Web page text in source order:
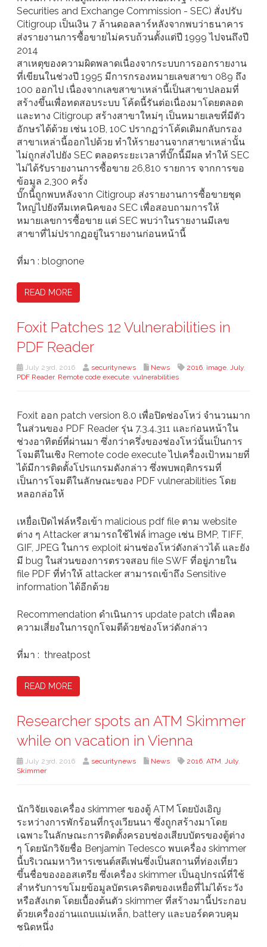
Securities and Exchange Commission - SEC) สั่งปรับ
Citigroup เป็นเงิน 7 ล้านดอลลาร์หลังจากพบว่าธนาคาร
ส่งรายงานการซื้อขายไม่ครบถ้วนตั้งแต่ปี 1999 ไปจนถึงปี
2014
สาเหตุของความผิดพลาดเนื่องจากระบบการออกรายงาน
ที่เขียนในช่วงปี 1995 มีการกรองหมายเลขสาขา 089 ถึง
100 ออกไป เนื่องจากเลขสาขาเหล่านี้เป็นสาขาปลอมที่
สร้างขึ้นเพื่อทดสอบระบบ โค้ดนี้รันต่อเนื่องมาโดยตลอด
และทาง Citigroup สร้างสาขาใหม่ๆ เป็นหมายเลขที่มีตัว
อักษรได้ด้วย เช่น 10B, 10C ปรากฏว่าโค้ดเดิมกลับกรอง
สาขาเหล่านี้ออกไปด้วย ทำให้รายงานจากสาขาเหล่านั้น
ไม่ถูกส่งไปยัง SEC ตลอดระยะเวลาที่บั๊กนี้มีผล ทำให้ SEC
ไม่ได้รับรายงานการซื้อขาย 26,810 รายการ จากการขอ
ข้อมูล 2,300 ครั้ง
บั๊กนี้ถูกพบหลังจาก Citigroup ส่งรายงานการซื้อขายชุด
ใหญ่ไปยังทีมเทคนิคของ SEC เพื่อสอบถามการให้
หมายเลขการซื้อขาย แต่ SEC พบว่าในรายงานมีเลข
สาขาที่ไม่ปรากฏอยู่ในรายงานก่อนหน้านี้
ที่มา : blognone
READ MORE
Foxit Patches 12 Vulnerabilities in
PDF Reader
July 23rd, 2016 securitynews News 2016, image, July,
PDF Reader, Remote code execute, vulnerabilities
Foxit ออก patch version 8.0 เพื่อปิดช่องโหว่ จำนวนมาก
ในส่วนของ PDF Reader รุ่น 7.3.4.311 และก่อนหน้าใน
ช่วงอาทิตย์ที่ผ่านมา ซึ่งกว่าครึ่งของช่องโหว่นั้นเป็นการ
โจมตีในเชิง Remote code execute ไปเครื่องเป้าหมายที่
ได้มีการติดตั้งโปรแกรมดังกล่าว ซึ่งพบพฤติกรรมที่
เป็นการโจมตีในลักษณะของ PDF vulnerabilities โดย
หลอกล่อให้
เหยื่อเปิดไฟล์หรือเข้า malicious pdf file ตาม website
ต่าง ๆ Attacker สามารถใช้ไฟล์ image เช่น BMP, TIFF,
GIF, JPEG ในการ exploit ผ่านช่องโหว่ดังกล่าวได้ และยัง
มี bug ในส่วนของการตรวจสอบ file SWF ที่อยู่ภายใน
file PDF ที่ทำให้ attacker สามารถเข้าถึง Sensitive
information ได้อีกด้วย
Recommendation ดำเนินการ update patch เพื่อลด
ความเสี่ยงในการถูกโจมตีด้วยช่องโหว่ดังกล่าว
ที่มา : threatpost
READ MORE
Researcher spots an ATM Skimmer
while on vacation in Vienna
July 23rd, 2016 securitynews News 2016, ATM, July,
Skimmer
นักวิจัยเจอเครื่อง skimmer ของตู้ ATM โดยบังเอิญ
ระหว่างการพักร้อนที่กรุงเวียนนา ซึ่งถูกสร้างมาโดย
เฉพาะในลักษณะการติดตั้งครอบช่องเสียบบัตรของตู้ต่าง
ๆ โดยนักวิจัยชื่อ Benjamin Tedesco พบเครื่อง skimmer
นี้บริเวณมหาวิหารเซนต์สตีเฟนซึ่งเป็นสถานที่ท่องเที่ยว
ขึ้นชื่อของออสเตรีย ซึ่งเครื่อง skimmer เป็นอุปกรณ์ที่ใช้
สำหรับการขโมยข้อมูลบัตรเครดิตของเหยื่อที่ไม่ได้ระวัง
หรือสังเกต โดยเบื้องต้นตัว skimmer ที่สร้างมานี้ประกอบ
ด้วยเครื่องอ่านแถบแม่เหล็ก, battery และบอร์ดควบคุม
ชนิดหนึ่ง